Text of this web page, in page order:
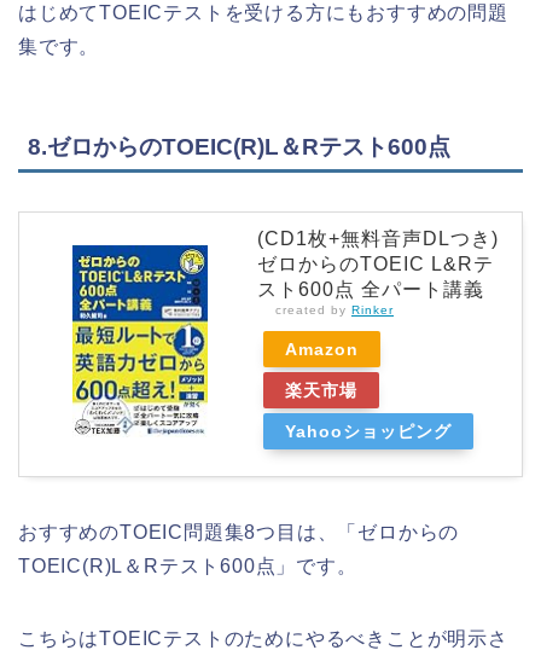
はじめてTOEICテストを受ける方にもおすすめの問題
集です。
8.ゼロからのTOEIC(R)L＆Rテスト600点
(CD1枚+無料音声DLつき)
ゼロからのTOEIC L&Rテ
スト600点 全パート講義
created by Rinker
Amazon
楽天市場
Yahooショッピング
おすすめのTOEIC問題集8つ目は、「ゼロからの
TOEIC(R)L＆Rテスト600点」です。
こちらはTOEICテストのためにやるべきことが明示さ